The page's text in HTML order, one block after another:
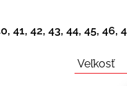
41, 42, 43, 44, 45, 46,